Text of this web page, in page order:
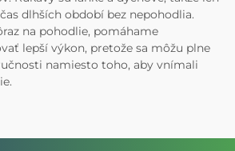
dlhších období bez nepohodlia.
na pohodlie, pomáhame
lepší výkon, pretože sa môžu plne
namiesto toho, aby vnímali